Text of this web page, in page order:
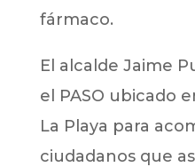
fármaco.
El alcalde Jaime
el PASO ubicado
La Playa para
ciudadanos que